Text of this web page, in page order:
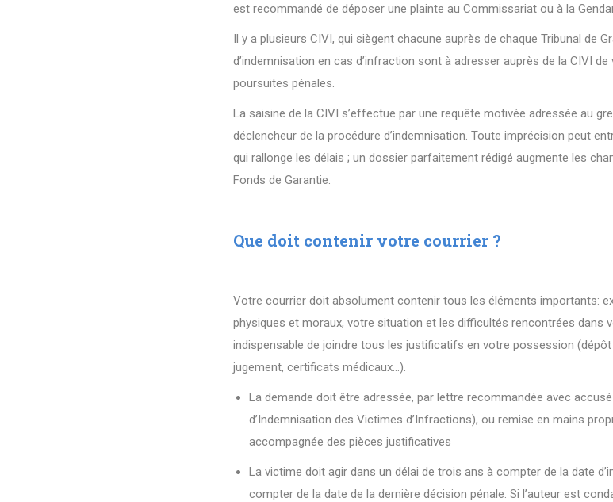
est recommandé de déposer une plainte au Commissariat ou à la
Il y a plusieurs CIVI, qui siègent chacune auprès de chaque Tribunal de
d’indemnisation en cas d’infraction sont à adresser auprès de la CIVI
poursuites pénales.
La saisine de la CIVI s’effectue par une requête motivée adressée au
déclencheur de la procédure d’indemnisation. Toute imprécision peut
qui rallonge les délais ; un dossier parfaitement rédigé augmente les
Fonds de Garantie.
Que doit contenir votre courrier ?
Votre courrier doit absolument contenir tous les éléments importants:
physiques et moraux, votre situation et les difficultés rencontrées dans
indispensable de joindre tous les justificatifs en votre possession (dépôt
jugement, certificats médicaux…).
La demande doit être adressée, par lettre recommandée avec
d’Indemnisation des Victimes d’Infractions), ou remise en mains
accompagnée des pièces justificatives
La victime doit agir dans un délai de trois ans à compter de la date
compter de la date de la dernière décision pénale. Si l’auteur est